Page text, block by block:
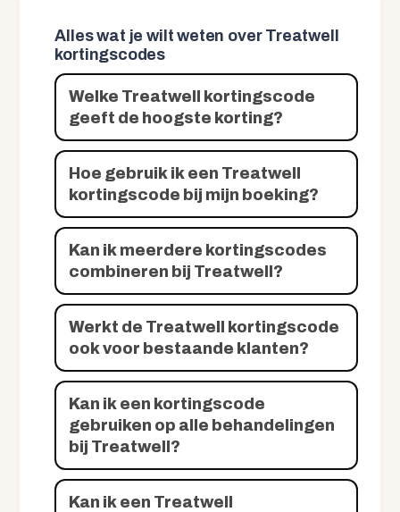
Alles wat je wilt weten over Treatwell
kortingscodes
Welke Treatwell kortingscode
geeft de hoogste korting?
Hoe gebruik ik een Treatwell
kortingscode bij mijn boeking?
Kan ik meerdere kortingscodes
combineren bij Treatwell?
Werkt de Treatwell kortingscode
ook voor bestaande klanten?
Kan ik een kortingscode
gebruiken op alle behandelingen
bij Treatwell?
Kan ik een Treatwell